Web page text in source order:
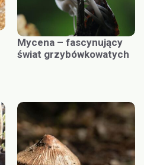
Mycena – fascynujący
świat grzybówkowatych